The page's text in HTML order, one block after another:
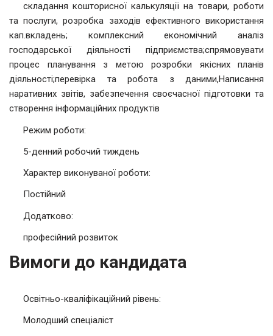
складання кошторисної калькуляції на товари, роботи
та послуги, розробка заходів ефективного використання
кап.вкладень; комплексний економічний аналіз
господарської діяльності підприємства;спрямовувати
процес планування з метою розробки якісних планів
діяльності;перевірка та робота з даними,Написання
наративних звітів, забезпечення своєчасної підготовки та
створення інформаційних продуктів
Режим роботи:
5-денний робочий тиждень
Характер виконуваної роботи:
Постійний
Додатково:
професійний розвиток
Вимоги до кандидата
Освітньо-кваліфікаційний рівень:
Молодший спеціаліст